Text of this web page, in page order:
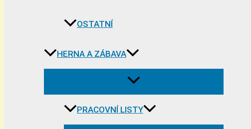
OSTATNÍ
HERNA A ZÁBAVA
PRACOVNÍ LISTY